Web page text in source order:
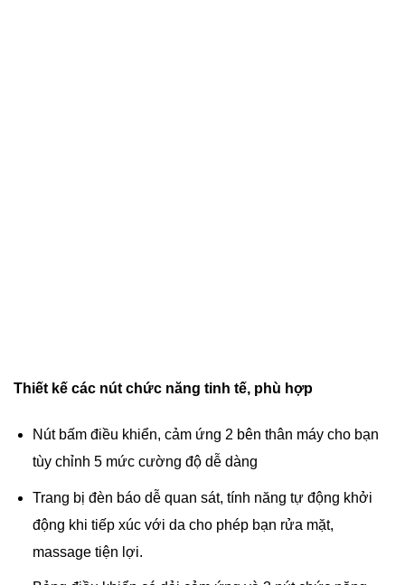
Thiết kế các nút chức năng tinh tế, phù hợp
Nút bấm điều khiển, cảm ứng 2 bên thân máy cho bạn
tùy chỉnh 5 mức cường độ dễ dàng
Trang bị đèn báo dễ quan sát, tính năng tự động khởi
động khi tiếp xúc với da cho phép bạn rửa mặt,
massage tiện lợi.